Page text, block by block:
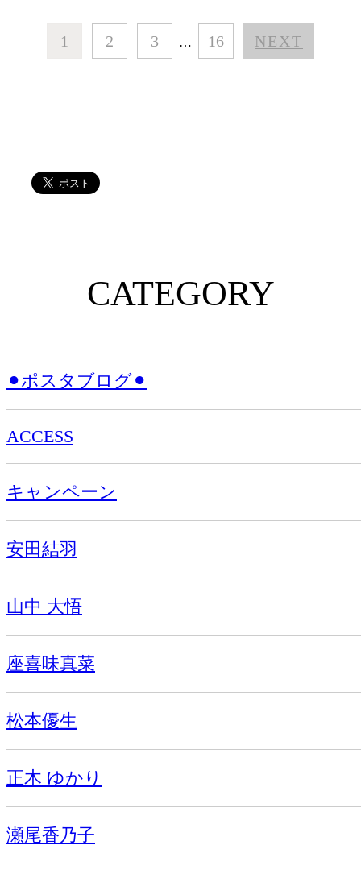
1 2 3 … 16 NEXT
CATEGORY
⚫︎ポスタブログ⚫︎
ACCESS
キャンペーン
安田結羽
山中 大悟
座喜味真菜
松本優生
正木 ゆかり
瀬尾香乃子